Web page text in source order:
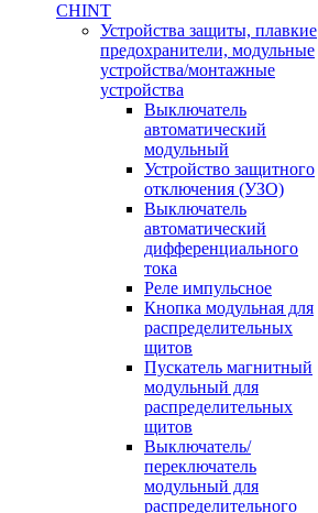
CHINT
Устройства защиты, плавкие
предохранители, модульные
устройства/монтажные
устройства
Выключатель
автоматический
модульный
Устройство защитного
отключения (УЗО)
Выключатель
автоматический
дифференциального
тока
Реле импульсное
Кнопка модульная для
распределительных
щитов
Пускатель магнитный
модульный для
распределительных
щитов
Выключатель/
переключатель
модульный для
распределительного